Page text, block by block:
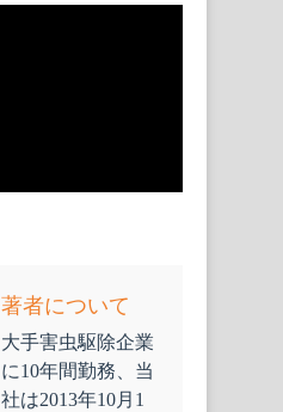
著者について
大手害虫駆除企業
に10年間勤務、当
社は2013年10月1